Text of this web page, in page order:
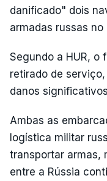
danificado" dois
armadas russas no
Segundo a HUR, o
retirado de
danos
Ambas as
logística militar
transportar armas,
entre a Rússia